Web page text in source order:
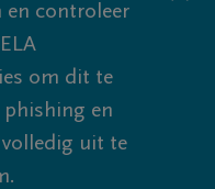
en controleer
om dit te
en
uit te